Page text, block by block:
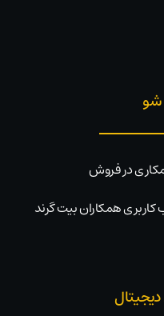
شو
در فروش
همکاران بیت گرند